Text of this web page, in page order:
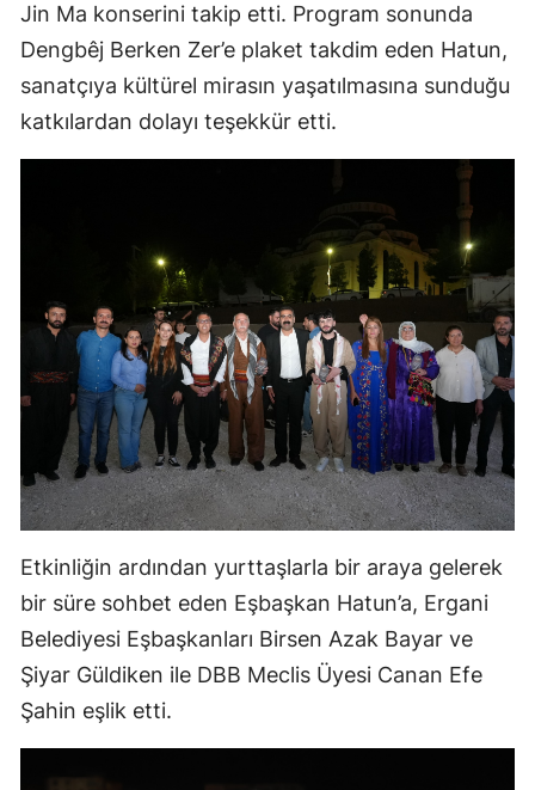
Jin Ma konserini takip etti. Program sonunda
Dengbêj Berken Zer’e plaket takdim eden Hatun,
sanatçıya kültürel mirasın yaşatılmasına sunduğu
katkılardan dolayı teşekkür etti.
Etkinliğin ardından yurttaşlarla bir araya gelerek
bir süre sohbet eden Eşbaşkan Hatun’a, Ergani
Belediyesi Eşbaşkanları Birsen Azak Bayar ve
Şiyar Güldiken ile DBB Meclis Üyesi Canan Efe
Şahin eşlik etti.